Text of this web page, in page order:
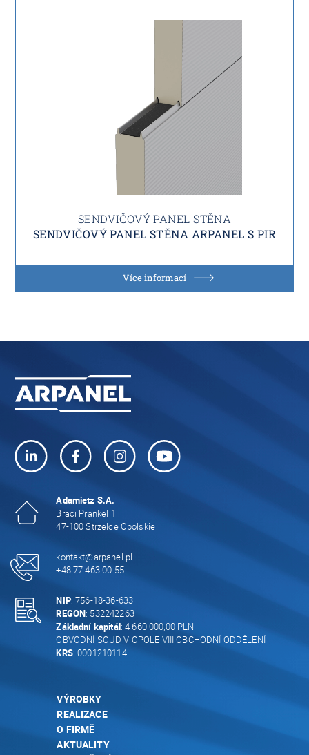
SENDVIČOVÝ PANEL STĚNA
SENDVIČOVÝ PANEL STĚNA ARPANEL S PIR
Více informací
Adamietz S.A.
Braci Prankel 1
47-100 Strzelce Opolskie
kontakt@arpanel.pl
+48 77 463 00 55
NIP: 756-18-36-633
REGON: 532242263
Základní kapitál: 4 660 000,00 PLN
OBVODNÍ SOUD V OPOLE VIII OBCHODNÍ ODDĚLENÍ
KRS: 0001210114
VÝROBKY
REALIZACE
O FIRMĚ
AKTUALITY